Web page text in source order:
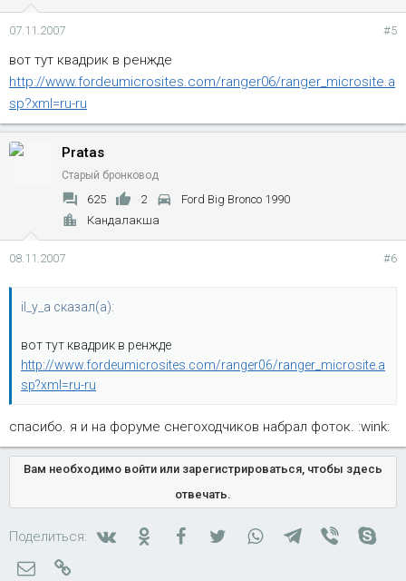
07.11.2007 #5
вот тут квадрик в ренжде
http://www.fordeumicrosites.com/ranger06/ranger_microsite.a
sp?xml=ru-ru
Pratas
Старый бронковод
625 2
Ford Big Bronco 1990
Кандалакша
08.11.2007 #6
il_y_a сказал(а):
вот тут квадрик в ренжде
http://www.fordeumicrosites.com/ranger06/ranger_microsite.a
sp?xml=ru-ru
спасибо. я и на форуме снегоходчиков набрал фоток. :wink:
Вам необходимо войти или зарегистрироваться, чтобы здесь
отвечать.
Поделиться: ВконтактеОдноклассники
FacebookTwitterWhatsAppTelegram
Viber
Электронная почта